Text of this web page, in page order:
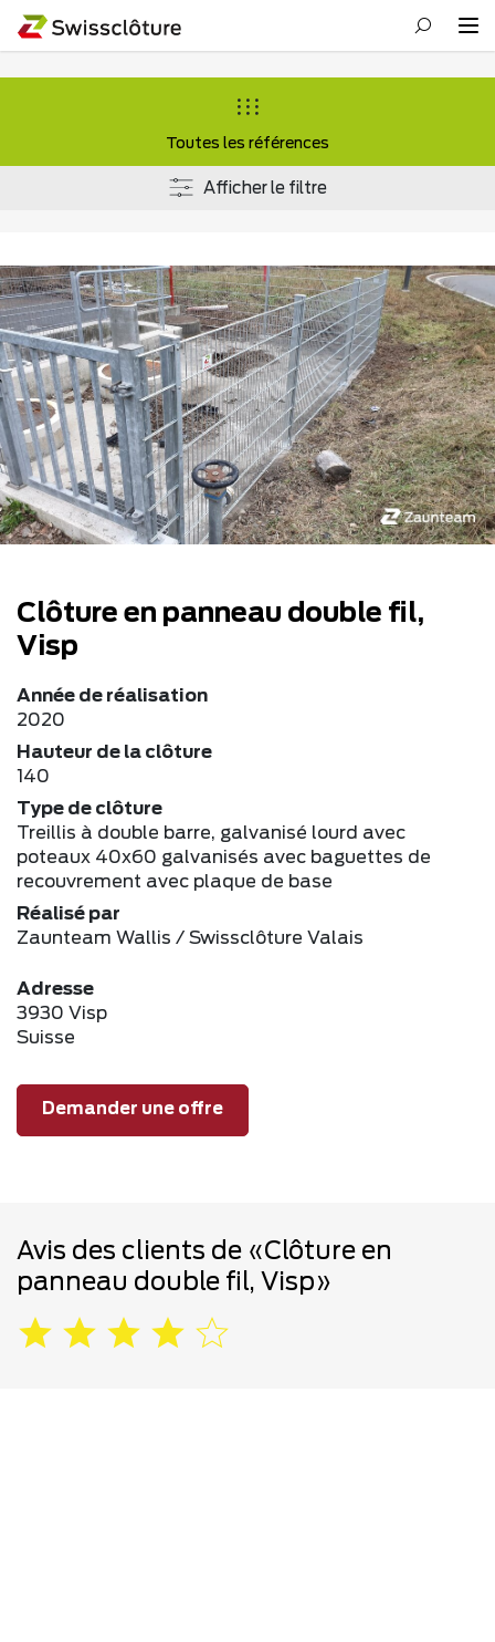
Toutes les références
Afficher le filtre
Clôture en panneau double fil,
Visp
Année de réalisation
2020
Hauteur de la clôture
140
Type de clôture
Treillis à double barre, galvanisé lourd avec
poteaux 40x60 galvanisés avec baguettes de
recouvrement avec plaque de base
Réalisé par
Zaunteam Wallis / Swissclôture Valais
Adresse
3930 Visp
Suisse
Demander une offre
Avis des clients de «Clôture en
panneau double fil, Visp»